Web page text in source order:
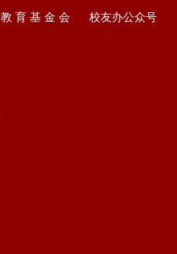
教 育 基 金 会 校友办公众号